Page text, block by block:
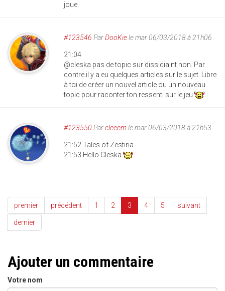
joue.
#123546 ParDooKiele mar 06/03/2018 à 21h06
21:04
@cleska pas de topic sur dissidia nt non. Par
contre il y a eu quelques articles sur le sujet. Libre
à toi de créer un nouvel article ou un nouveau
topic pour raconter ton ressenti sur le jeu
#123550 Parcleeemle mar 06/03/2018 à 21h53
21:52 Tales of Zestiria
21:53 Hello Cleska
premier précédent 1 2 3 4 5 suivant
dernier
Ajouter un commentaire
Votre nom